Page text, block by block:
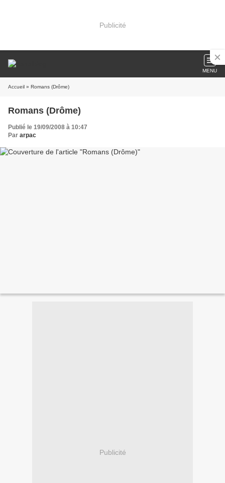
Publicité
MENU
Accueil » Romans (Drôme)
Romans (Drôme)
Publié le 19/09/2008 à 10:47
Par arpac
Publicité